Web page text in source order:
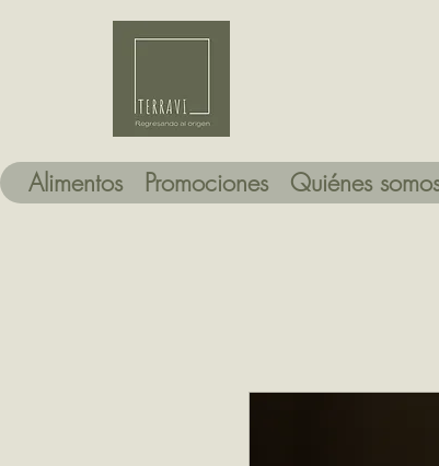
Alimentos Promociones Quiénes